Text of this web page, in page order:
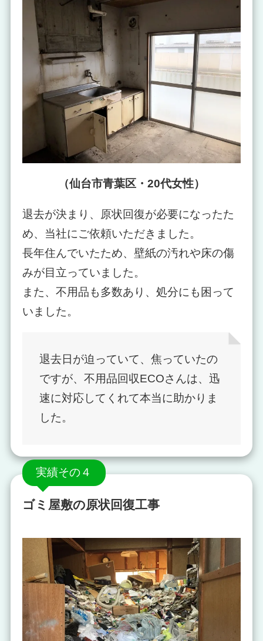
（仙台市青葉区・20代女性）
退去が決まり、原状回復が必要になったた
め、当社にご依頼いただきました。
長年住んでいたため、壁紙の汚れや床の傷
みが目立っていました。
また、不用品も多数あり、処分にも困って
いました。
退去日が迫っていて、焦っていたの
ですが、不用品回収ECOさんは、迅
速に対応してくれて本当に助かりま
した。
実績その４
ゴミ屋敷の原状回復工事